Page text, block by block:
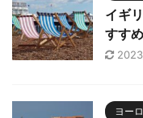
イギ
すす
ヨー